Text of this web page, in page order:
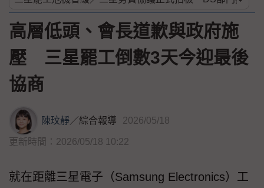
高層低頭、會長道歉與政府施
壓 三星罷工倒數3天今迎最後
協商
陳玟靜／綜合報導 2026/05/18
更新時間：2026/05/18 10:22
就在距離三星電子（Samsung Electronics）工